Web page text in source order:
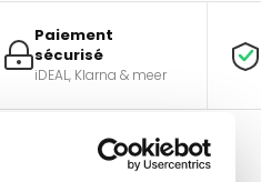
Paiement
sécurisé
iDEAL, Klarna & meer